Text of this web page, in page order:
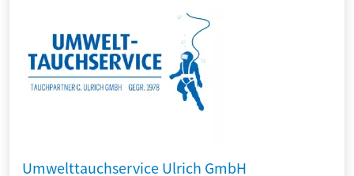
Umwelttauchservice Ulrich GmbH